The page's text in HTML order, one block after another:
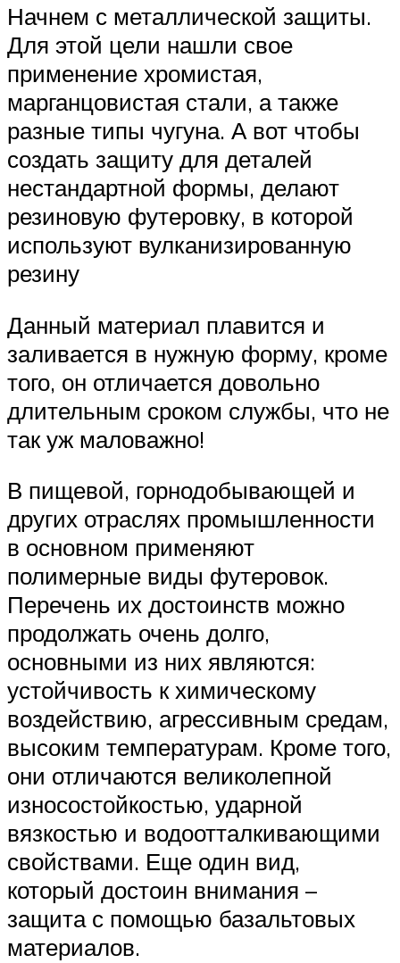
Начнем с металлической защиты.
Для этой цели нашли свое
применение хромистая,
марганцовистая стали, а также
разные типы чугуна. А вот чтобы
создать защиту для деталей
нестандартной формы, делают
резиновую футеровку, в которой
используют вулканизированную
резину
Данный материал плавится и
заливается в нужную форму, кроме
того, он отличается довольно
длительным сроком службы, что не
так уж маловажно!
В пищевой, горнодобывающей и
других отраслях промышленности
в основном применяют
полимерные виды футеровок.
Перечень их достоинств можно
продолжать очень долго,
основными из них являются:
устойчивость к химическому
воздействию, агрессивным средам,
высоким температурам. Кроме того,
они отличаются великолепной
износостойкостью, ударной
вязкостью и водоотталкивающими
свойствами. Еще один вид,
который достоин внимания –
защита с помощью базальтовых
материалов.